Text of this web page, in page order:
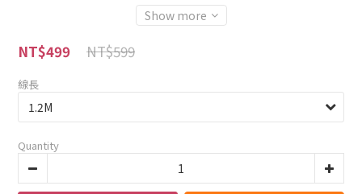
Show more
NT$599
NT$499
線長
Quantity